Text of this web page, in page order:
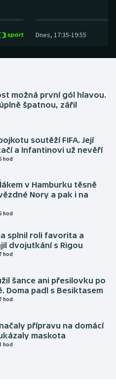
Dnes, 17:35-19:55
možná první gól hlavou.
špatnou, zářil
soutěží FIFA. Její
a Infantinovi už nevěří
hod
v Hamburku těsně
Nory a pak i na
hod
splnil roli favorita a
dvojutkání s Rigou
hod
šance ani přesilovku po
Doma padl s Besiktasem
hod
přípravu na domácí
maskota
hod